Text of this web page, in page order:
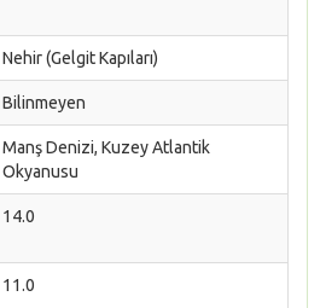
Nehir (Gelgit Kapıları)
Bilinmeyen
Manş Denizi, Kuzey Atlantik
Okyanusu
14.0
11.0